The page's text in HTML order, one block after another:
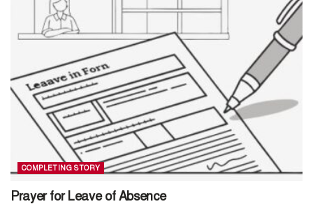
COMPLETING STORY
Prayer for Leave of Absence